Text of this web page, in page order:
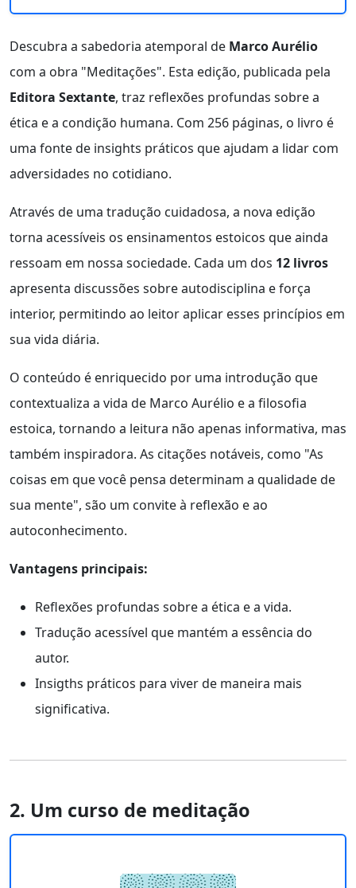
Descubra a sabedoria atemporal de Marco Aurélio
com a obra "Meditações". Esta edição, publicada pela
Editora Sextante, traz reflexões profundas sobre a
ética e a condição humana. Com 256 páginas, o livro é
uma fonte de insights práticos que ajudam a lidar com
adversidades no cotidiano.
Através de uma tradução cuidadosa, a nova edição
torna acessíveis os ensinamentos estoicos que ainda
ressoam em nossa sociedade. Cada um dos 12 livros
apresenta discussões sobre autodisciplina e força
interior, permitindo ao leitor aplicar esses princípios em
sua vida diária.
O conteúdo é enriquecido por uma introdução que
contextualiza a vida de Marco Aurélio e a filosofia
estoica, tornando a leitura não apenas informativa, mas
também inspiradora. As citações notáveis, como "As
coisas em que você pensa determinam a qualidade de
sua mente", são um convite à reflexão e ao
autoconhecimento.
Vantagens principais:
Reflexões profundas sobre a ética e a vida.
Tradução acessível que mantém a essência do
autor.
Insigths práticos para viver de maneira mais
significativa.
2. Um curso de meditação